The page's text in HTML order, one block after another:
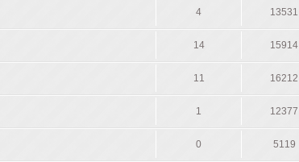
4 13531
14 15914
11 16212
1 12377
0 5119